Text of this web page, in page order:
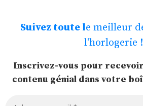
Suivez toute le meilleur
l'horlogerie !
Inscrivez-vous pour
contenu génial dans votre